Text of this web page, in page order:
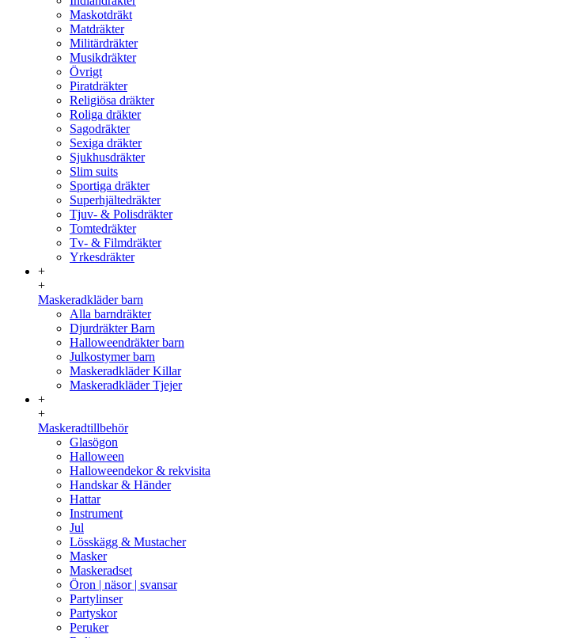
Maskotdräkt
Matdräkter
Militärdräkter
Musikdräkter
Övrigt
Piratdräkter
Religiösa dräkter
Roliga dräkter
Sagodräkter
Sexiga dräkter
Sjukhusdräkter
Slim suits
Sportiga dräkter
Superhjältedräkter
Tjuv- & Polisdräkter
Tomtedräkter
Tv- & Filmdräkter
Yrkesdräkter
+
+
Maskeradkläder barn
Alla barndräkter
Djurdräkter Barn
Halloweendräkter barn
Julkostymer barn
Maskeradkläder Killar
Maskeradkläder Tjejer
+
+
Maskeradtillbehör
Glasögon
Halloween
Halloweendekor & rekvisita
Handskar & Händer
Hattar
Instrument
Jul
Lösskägg & Mustacher
Masker
Maskeradset
Öron | näsor | svansar
Partylinser
Partyskor
Peruker